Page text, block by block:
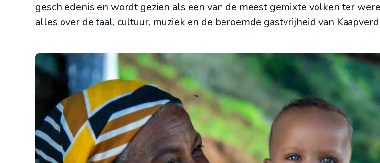
geschiedenis en wordt gezien als een van de meest gemixte volken ter
alles over de taal, cultuur, muziek en de beroemde gastvrijheid van